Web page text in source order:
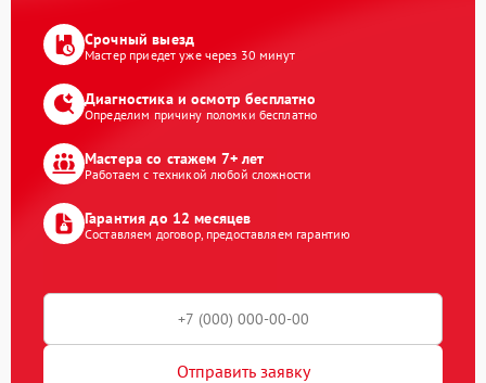
Срочный выезд
Мастер приедет уже через 30 минут
Диагностика и осмотр бесплатно
Определим причину поломки бесплатно
Мастера со стажем 7+ лет
Работаем с техникой любой сложности
Гарантия до 12 месяцев
Составляем договор, предоставляем гарантию
Отправить заявку